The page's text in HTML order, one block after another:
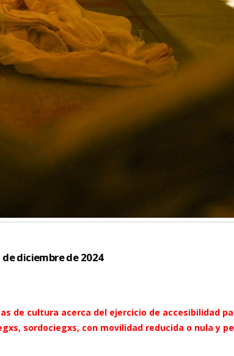
de diciembre de 2024
de cultura acerca del ejercicio de accesibilidad
sordociegxs, con movilidad reducida o nula y